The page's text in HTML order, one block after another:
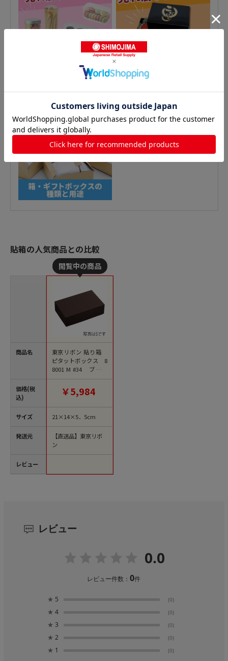
貼箱の人気商品との比較
商品名
価格(税
込)
サイズ
発送元
レビュー
東京リボン 貼り箱
ピタットボックス 8
8001 M #34 ブラウ
ン 1包（ご注文単位1
￥5,984
21×14×5．5cm
【直送品】東京リボ
ン
レビュー
0.0
レビュー件数：0件
★ 5 (0)
★ 4 (0)
★ 3 (0)
★ 2 (0)
★ 1 (0)